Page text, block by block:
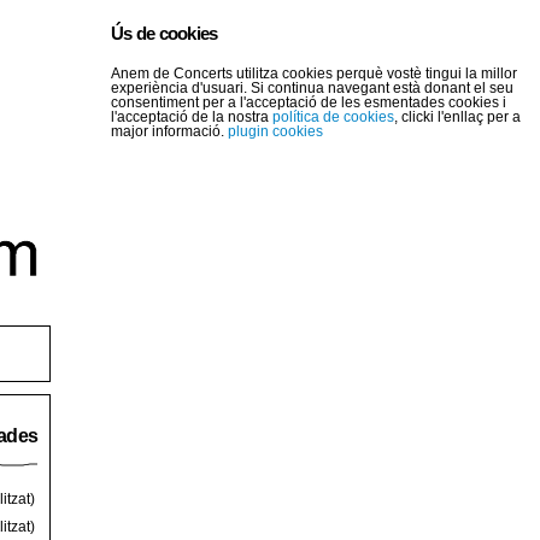
Ús de cookies
Anem de Concerts utilitza cookies perquè vostè tingui la millor
experiència d'usuari. Si continua navegant està donant el seu
consentiment per a l'acceptació de les esmentades cookies i
l'acceptació de la nostra política de cookies, clicki l'enllaç per a
major informació. plugin cookies